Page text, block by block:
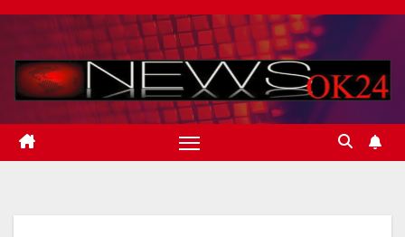
Skip
content